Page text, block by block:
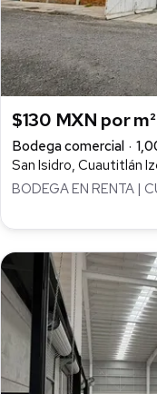
$130 MXN por m²
Bodega comercial
San Isidro, Cuautitlán
BODEGA EN RENTA |